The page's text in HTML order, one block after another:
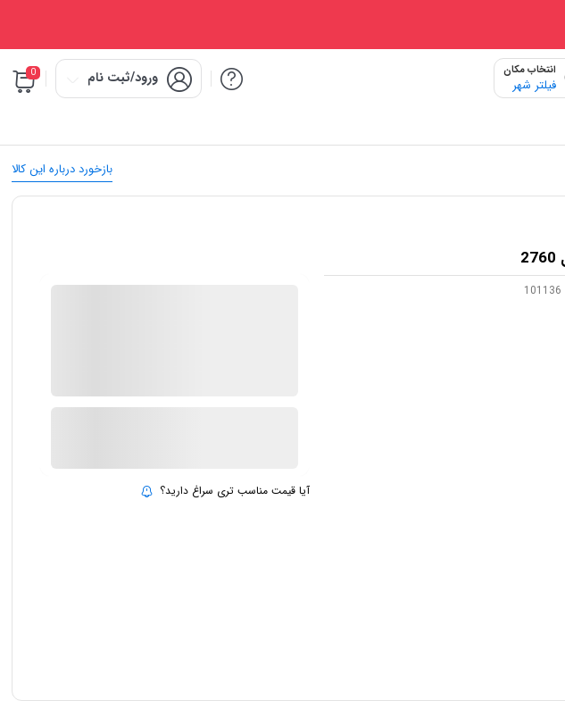
انتخاب مکان
فیلتر شهر ورود/ثبت نام 0
بازخورد درباره این کالا
101136
آیا قیمت مناسب تری سراغ دارید؟